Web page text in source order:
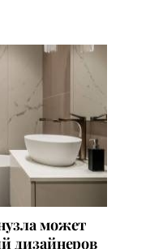
может
дизайнеров